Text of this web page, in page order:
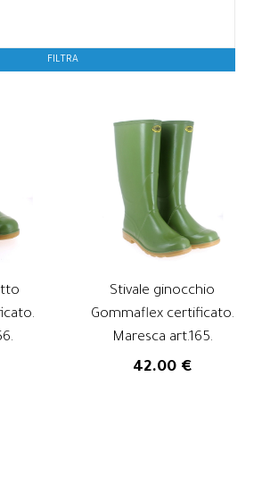
Stivale ginocchio
Gommaflex certificato.
Maresca art.165.
42.00 €